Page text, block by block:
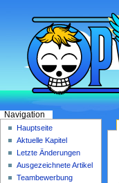
Navigation
Hauptseite
Aktuelle Kapitel
Letzte Änderungen
Ausgezeichnete Artikel
Teambewerbung